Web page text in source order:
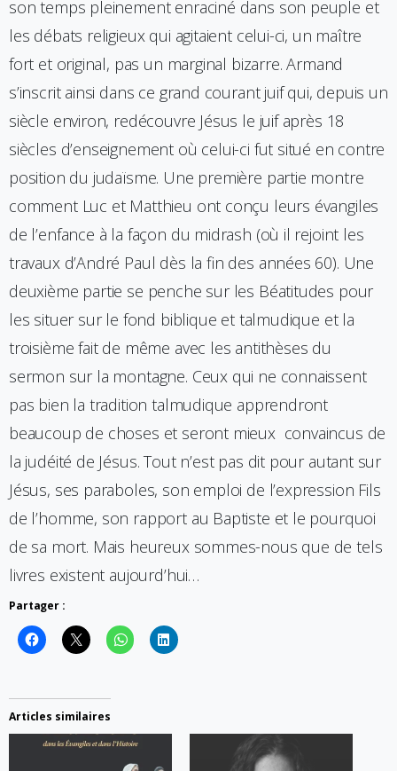
son temps pleinement enraciné dans son peuple et
les débats religieux qui agitaient celui-ci, un maître
fort et original, pas un marginal bizarre. Armand
s’inscrit ainsi dans ce grand courant juif qui, depuis un
siècle environ, redécouvre Jésus le juif après 18
siècles d’enseignement où celui-ci fut situé en contre
position du judaïsme. Une première partie montre
comment Luc et Matthieu ont conçu leurs évangiles
de l’enfance à la façon du midrash (où il rejoint les
travaux d’André Paul dès la fin des années 60). Une
deuxième partie se penche sur les Béatitudes pour
les situer sur le fond biblique et talmudique et la
troisième fait de même avec les antithèses du
sermon sur la montagne. Ceux qui ne connaissent
pas bien la tradition talmudique apprendront
beaucoup de choses et seront mieux convaincus de
la judéité de Jésus. Tout n’est pas dit pour autant sur
Jésus, ses paraboles, son emploi de l’expression Fils
de l’homme, son rapport au Baptiste et le pourquoi
de sa mort. Mais heureux sommes-nous que de tels
livres existent aujourd’hui…
Partager :
Articles similaires